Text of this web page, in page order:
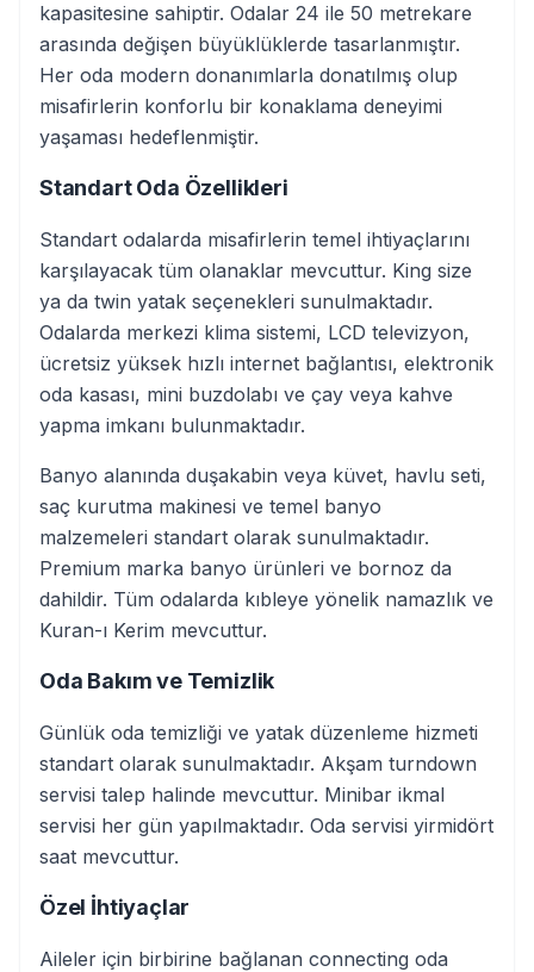
kapasitesine sahiptir. Odalar 24 ile 50 metrekare
arasında değişen büyüklüklerde tasarlanmıştır.
Her oda modern donanımlarla donatılmış olup
misafirlerin konforlu bir konaklama deneyimi
yaşaması hedeflenmiştir.
Standart Oda Özellikleri
Standart odalarda misafirlerin temel ihtiyaçlarını
karşılayacak tüm olanaklar mevcuttur. King size
ya da twin yatak seçenekleri sunulmaktadır.
Odalarda merkezi klima sistemi, LCD televizyon,
ücretsiz yüksek hızlı internet bağlantısı, elektronik
oda kasası, mini buzdolabı ve çay veya kahve
yapma imkanı bulunmaktadır.
Banyo alanında duşakabin veya küvet, havlu seti,
saç kurutma makinesi ve temel banyo
malzemeleri standart olarak sunulmaktadır.
Premium marka banyo ürünleri ve bornoz da
dahildir. Tüm odalarda kıbleye yönelik namazlık ve
Kuran-ı Kerim mevcuttur.
Oda Bakım ve Temizlik
Günlük oda temizliği ve yatak düzenleme hizmeti
standart olarak sunulmaktadır. Akşam turndown
servisi talep halinde mevcuttur. Minibar ikmal
servisi her gün yapılmaktadır. Oda servisi yirmidört
saat mevcuttur.
Özel İhtiyaçlar
Aileler için birbirine bağlanan connecting oda